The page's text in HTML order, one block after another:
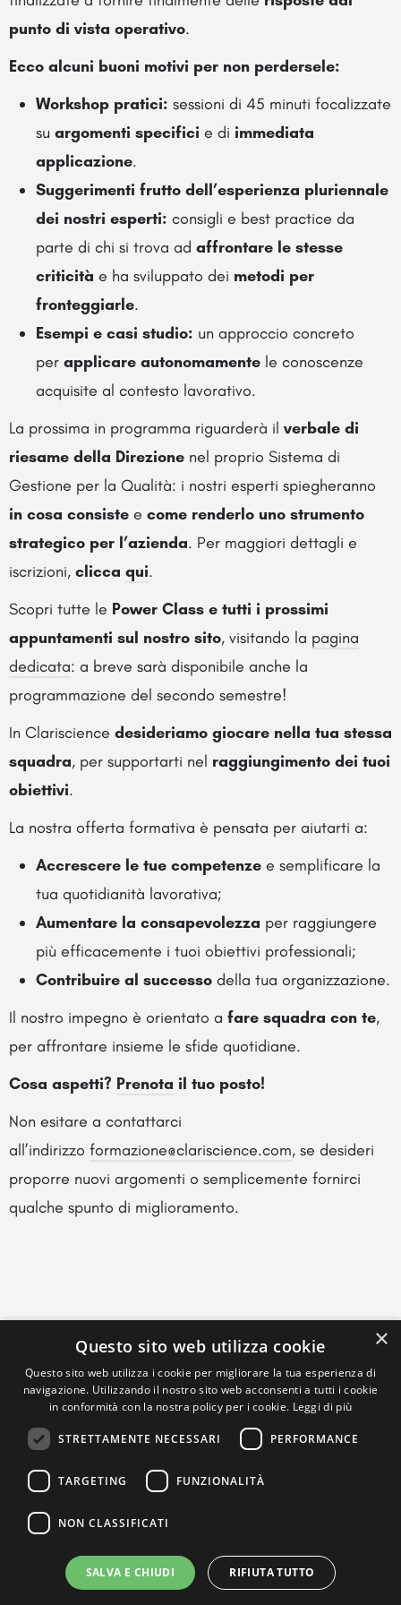
punto di vista operativo.
Ecco alcuni buoni motivi per non perdersele:
Workshop pratici: sessioni di 45 minuti focalizzate
su argomenti specifici e di immediata
applicazione.
Suggerimenti frutto dell’esperienza pluriennale
dei nostri esperti: consigli e best practice da
parte di chi si trova ad affrontare le stesse
criticità e ha sviluppato dei metodi per
fronteggiarle.
Esempi e casi studio: un approccio concreto
per applicare autonomamente le conoscenze
acquisite al contesto lavorativo.
La prossima in programma riguarderà il verbale di
riesame della Direzione nel proprio Sistema di
Gestione per la Qualità: i nostri esperti spiegheranno
in cosa consiste e come renderlo uno strumento
strategico per l’azienda. Per maggiori dettagli e
iscrizioni, clicca qui.
Scopri tutte le Power Class e tutti i prossimi
appuntamenti sul nostro sito, visitando la pagina
dedicata: a breve sarà disponibile anche la
programmazione del secondo semestre!
In Clariscience desideriamo giocare nella tua stessa
squadra, per supportarti nel raggiungimento dei tuoi
obiettivi.
La nostra offerta formativa è pensata per aiutarti a:
Accrescere le tue competenze e semplificare la
tua quotidianità lavorativa;
Aumentare la consapevolezza per raggiungere
più efficacemente i tuoi obiettivi professionali;
Contribuire al successo della tua organizzazione.
Il nostro impegno è orientato a fare squadra con te,
per affrontare insieme le sfide quotidiane.
Cosa aspetti? Prenota il tuo posto!
Non esitare a contattarci
all’indirizzo formazione@clariscience.com, se desideri
proporre nuovi argomenti o semplicemente fornirci
qualche spunto di miglioramento.
×
Questo sito web utilizza cookie
Questo sito web utilizza i cookie per migliorare la tua esperienza di
navigazione. Utilizzando il nostro sito web acconsenti a tutti i cookie
in conformità con la nostra policy per i cookie. Leggi di più
STRETTAMENTE NECESSARI PERFORMANCE
TARGETING FUNZIONALITÀ
NON CLASSIFICATI
SALVA E CHIUDI RIFIUTA TUTTO